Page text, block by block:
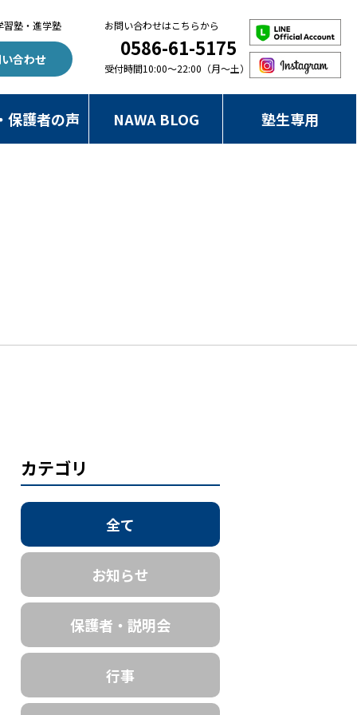
習塾・進学塾
合わせ
お問い合わせはこちらから
0586-61-5175
受付時間10:00～22:00（月～土）
保護者の声 NAWA BLOG 塾生専用
カテゴリ
全て
お知らせ
保護者・説明会
行事